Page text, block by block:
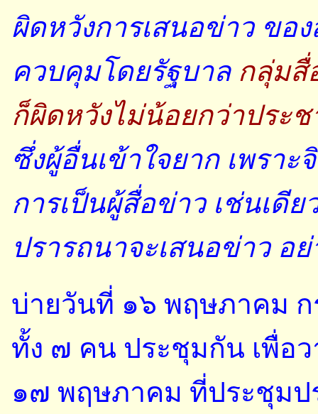
ผิดหวังการเสนอข่าว ขอ
ควบคุมโดยรัฐบาลกลุ่มสื่
ก็ผิดหวังไม่น้อยกว่าประ
ซึ่งผู้อื่นเข้าใจยาก เพร
การเป็นผู้สื่อข่าว เช่นเดี
ปรารถนาจะเสนอข่าว อ
บ่ายวันที่ ๑๖ พฤษภาคม
ทั้ง ๗ คน ประชุมกัน เพื่อ
๑๗ พฤษภาคม ที่ประชุมป